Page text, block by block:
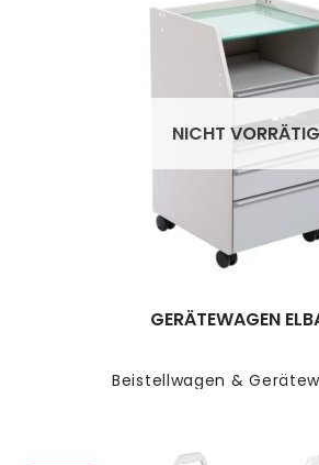
NICHT VORRÄTIG
Beistellwagen &
GERÄTEWAGEN